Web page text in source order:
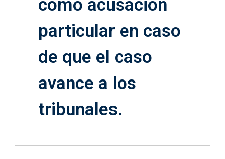
como acusación
particular en caso
de que el caso
avance a los
tribunales.